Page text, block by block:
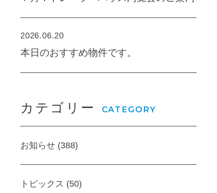
2026.06.20
本日のおすすめ物件です。
カテゴリー CATEGORY
お知らせ (388)
トピックス (50)